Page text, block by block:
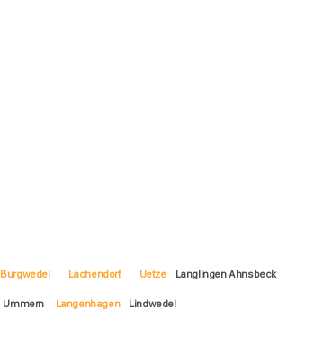
Burgwedel Lachendorf Uetze Langlingen Ahnsbeck
Ummern Langenhagen Lindwedel